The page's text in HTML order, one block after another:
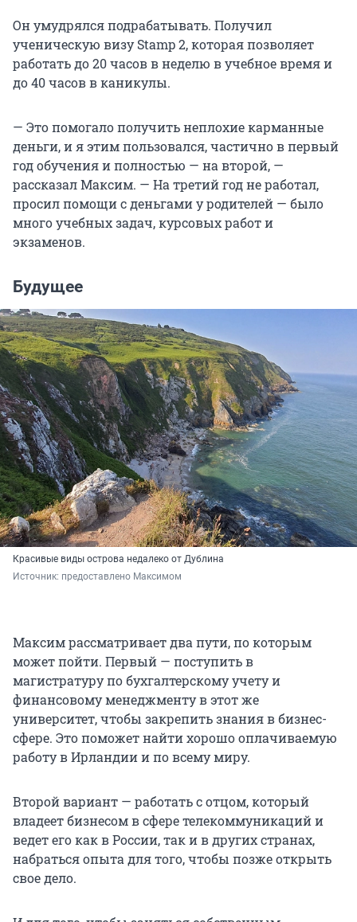
Он умудрялся подрабатывать. Получил
ученическую визу Stamp 2, которая позволяет
работать до 20 часов в неделю в учебное время и
до 40 часов в каникулы.
— Это помогало получить неплохие карманные
деньги, и я этим пользовался, частично в первый
год обучения и полностью — на второй, —
рассказал Максим. — На третий год не работал,
просил помощи с деньгами у родителей — было
много учебных задач, курсовых работ и
экзаменов.
Будущее
Красивые виды острова недалеко от Дублина
Источник: предоставлено Максимом
Максим рассматривает два пути, по которым
может пойти. Первый — поступить в
магистратуру по бухгалтерскому учету и
финансовому менеджменту в этот же
университет, чтобы закрепить знания в бизнес-
сфере. Это поможет найти хорошо оплачиваемую
работу в Ирландии и по всему миру.
Второй вариант — работать с отцом, который
владеет бизнесом в сфере телекоммуникаций и
ведет его как в России, так и в других странах,
набраться опыта для того, чтобы позже открыть
свое дело.